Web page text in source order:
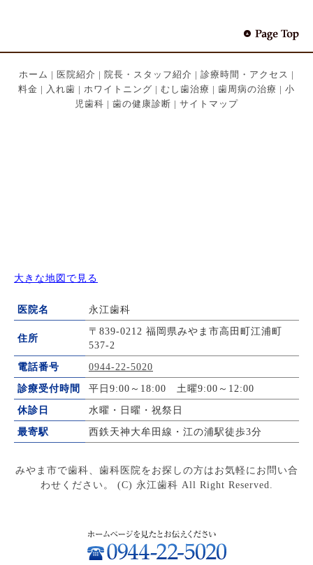
ホーム | 医院紹介 | 院長・スタッフ紹介 | 診療時間・アクセス |
料金 | 入れ歯 | ホワイトニング | むし歯治療 | 歯周病の治療 | 小
児歯科 | 歯の健康診断 | サイトマップ
大きな地図で見る
医院名 永江歯科
住所
〒839-0212 福岡県みやま市高田町江浦町
537-2
電話番号
0944-22-5020
診療受付時間
平日9:00～18:00 土曜9:00～12:00
休診日
水曜・日曜・祝祭日
最寄駅
西鉄天神大牟田線・江の浦駅徒歩3分
みやま市で歯科、歯科医院をお探しの方はお気軽にお問い合
わせください。 (C) 永江歯科 All Right Reserved.